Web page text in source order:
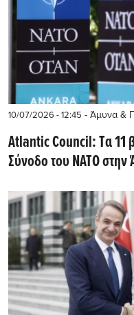
10/07/2026 - 12:45 - Άμυνα &
Atlantic Council: Tα 11
Σύνοδο του ΝΑΤΟ στην